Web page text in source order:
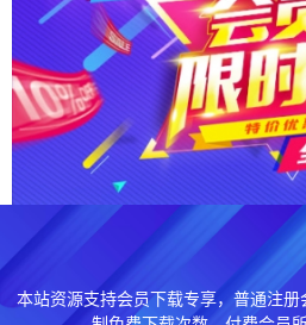
本站资源支持会员下载专享，普通注